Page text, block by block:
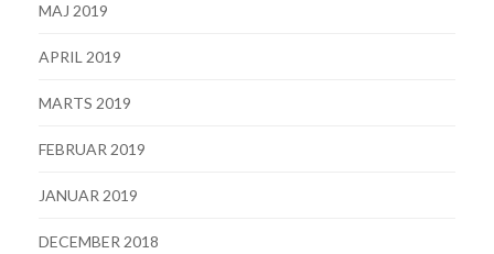
MAJ 2019
APRIL 2019
MARTS 2019
FEBRUAR 2019
JANUAR 2019
DECEMBER 2018